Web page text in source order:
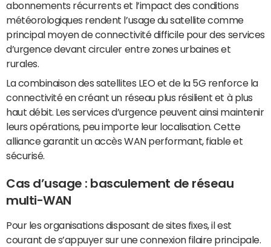
abonnements récurrents et l’impact des conditions
météorologiques rendent l’usage du satellite comme
principal moyen de connectivité difficile pour des services
d’urgence devant circuler entre zones urbaines et
rurales.
La combinaison des satellites LEO et de la 5G renforce la
connectivité en créant un réseau plus résilient et à plus
haut débit. Les services d’urgence peuvent ainsi maintenir
leurs opérations, peu importe leur localisation. Cette
alliance garantit un accès WAN performant, fiable et
sécurisé.
Cas d’usage : basculement de réseau
multi-WAN
Pour les organisations disposant de sites fixes, il est
courant de s’appuyer sur une connexion filaire principale.